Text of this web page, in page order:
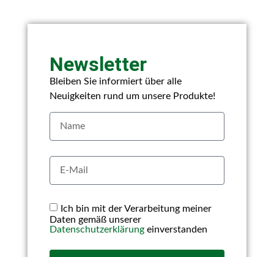
Newsletter
Bleiben Sie informiert über alle
Neuigkeiten rund um unsere Produkte!
Ich bin mit der Verarbeitung meiner
Daten gemäß unserer
Datenschutzerklärungeinverstanden